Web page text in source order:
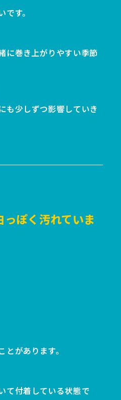
す。
に巻き上がりやすい季節
も少しずつ影響していき
ぽく汚れていま
があります。
て付着している状態で